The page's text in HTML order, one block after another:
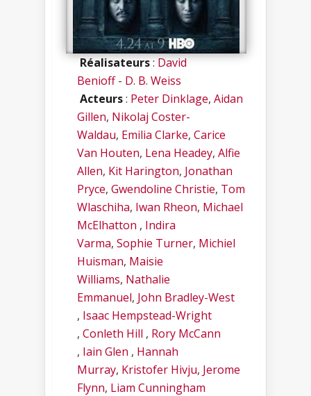
Réalisateurs:David
Benioff- D. B. Weiss
Acteurs: Peter Dinklage, Aidan
Gillen, Nikolaj Coster-
Waldau, Emilia Clarke, Carice
Van Houten, Lena Headey, Alfie
Allen, Kit Harington, Jonathan
Pryce, Gwendoline Christie, Tom
Wlaschiha, Iwan Rheon, Michael
McElhatton , Indira
Varma, Sophie Turner, Michiel
Huisman, Maisie
Williams, Nathalie
Emmanuel, John Bradley-West
, Isaac Hempstead-Wright
, Conleth Hill , Rory McCann
, Iain Glen , Hannah
Murray, Kristofer Hivju, Jerome
Flynn, Liam Cunningham